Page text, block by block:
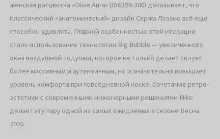
женская расцветка «Olive Aura» (IB6398-300) доказывает, что
классический «анатомический» дизайн Сержа Лозано всё еще
способен удивлять. Главной особенностью этой итерации
стало использование технологии Big Bubble — увеличенного
окна воздушной подушки, которое не только делает силуэт
более массивным и аутентичным, но и значительно повышает
уровень комфорта при повседневной носке. Сочетание ретро-
эстетики с современными инженерными решениями Nike
делает эту пару одной из самых ожидаемых в сезоне Весна
2026.